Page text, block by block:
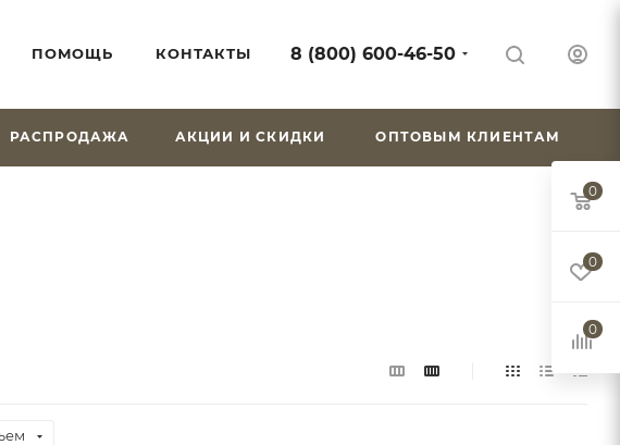
ПОМОЩЬ КОНТАКТЫ 8 (800) 600-46-50
РАСПРОДАЖА АКЦИИ И СКИДКИ ОПТОВЫМ КЛИЕНТАМ
0
0
0